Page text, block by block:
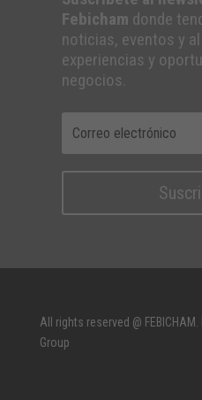
Febicham donde
noticias, eventos y
experiencias y
negocios.
All rights reserved @ FEBICHAM.
Group